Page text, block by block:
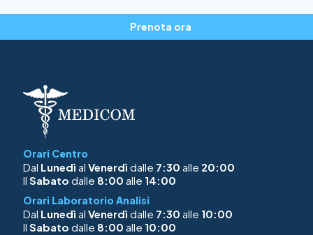
Prenota ora
Orari Centro
Dal Lunedì al Venerdì dalle 7:30 alle 20:00
Il Sabato dalle 8:00 alle 14:00
Orari Laboratorio Analisi
Dal Lunedì al Venerdì dalle 7:30 alle 10:00
Il Sabato dalle 8:00 alle 10:00